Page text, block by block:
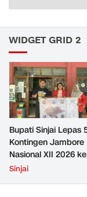
WIDGET GRID 2
Bupati Sinjai Lepas
Kontingen Jambore
Nasional XII 2026 ke
Cibubur
Sinjai